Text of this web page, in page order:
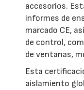
accesorios.
informes de
marcado CE,
de control,
de ventanas,
Esta
aislamiento